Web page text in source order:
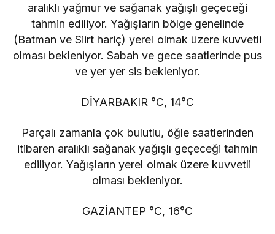
aralıklı yağmur ve sağanak yağışlı geçeceği
tahmin ediliyor. Yağışların bölge genelinde
(Batman ve Siirt hariç) yerel olmak üzere kuvvetli
olması bekleniyor. Sabah ve gece saatlerinde pus
ve yer yer sis bekleniyor.
DİYARBAKIR °C, 14°C
Parçalı zamanla çok bulutlu, öğle saatlerinden
itibaren aralıklı sağanak yağışlı geçeceği tahmin
ediliyor. Yağışların yerel olmak üzere kuvvetli
olması bekleniyor.
GAZİANTEP °C, 16°C